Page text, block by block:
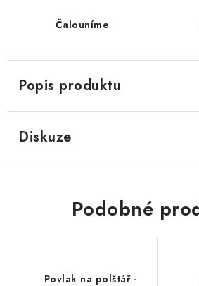
Čalouníme
Popis produktu
Diskuze
Podobné
Povlak na polštář -